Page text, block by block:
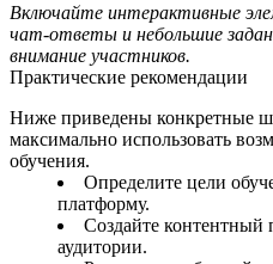
Включайте интерактивные
чат‑ответы и небольшие
внимание участников.
Практические рекомендации
Ниже приведены конкретные
максимально использовать
обучения.
Определите цели
платформу.
Создайте контентный
аудитории.